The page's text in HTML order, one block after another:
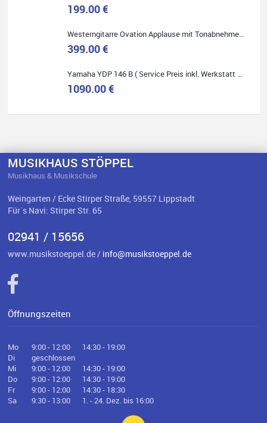
Klein...aber fein!
199.00 €
Westerngitarre Ovation Applause mit Tonabnehmer ( Service Preis inkl. Werkstatt Service )
399.00 €
Yamaha YDP 146 B ( Service Preis inkl. Werkstatt Service )
1090.00 €
MUSIKHAUS STÖPPEL
Musikhaus & Musikschule
Weingarten / Ecke Stirper Straße, 59557 Lippstadt
Für`s Navi: Stirper Str. 65
02941 / 15656
www.musikstoeppel.de / info@musikstoeppel.de
Öffnungszeiten
Mo 9:00 - 12:00
14:30 - 19:00
Di
geschlossen
Mi
9:00 - 12:00
14:30 - 19:00
Do
9:00 - 12:00
14:30 - 19:00
Fr
9:00 - 12:00
14:30 - 18:30
Sa
9:30 - 13:00 1. - 24. Dez. bis 16:00